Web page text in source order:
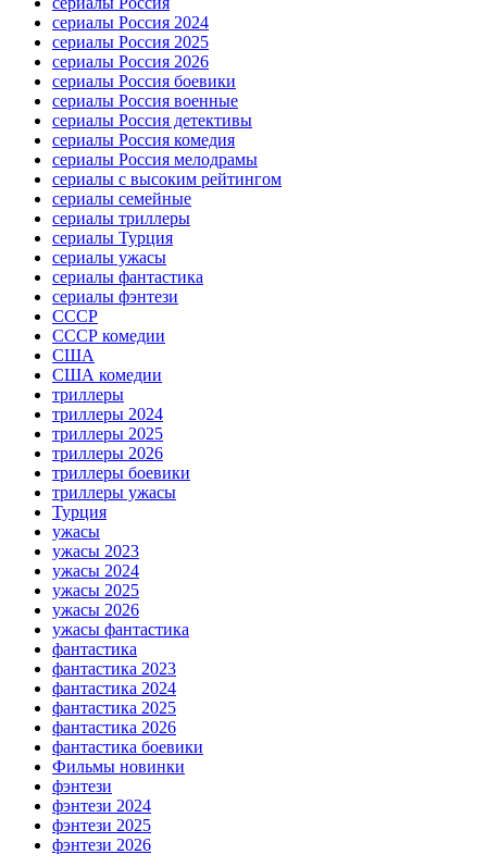
сериалы Россия 2024
сериалы Россия 2025
сериалы Россия 2026
сериалы Россия боевики
сериалы Россия военные
сериалы Россия детективы
сериалы Россия комедия
сериалы Россия мелодрамы
сериалы с высоким рейтингом
сериалы семейные
сериалы триллеры
сериалы Турция
сериалы ужасы
сериалы фантастика
сериалы фэнтези
СССР
СССР комедии
США
США комедии
триллеры
триллеры 2024
триллеры 2025
триллеры 2026
триллеры боевики
триллеры ужасы
Турция
ужасы
ужасы 2023
ужасы 2024
ужасы 2025
ужасы 2026
ужасы фантастика
фантастика
фантастика 2023
фантастика 2024
фантастика 2025
фантастика 2026
фантастика боевики
Фильмы новинки
фэнтези
фэнтези 2024
фэнтези 2025
фэнтези 2026